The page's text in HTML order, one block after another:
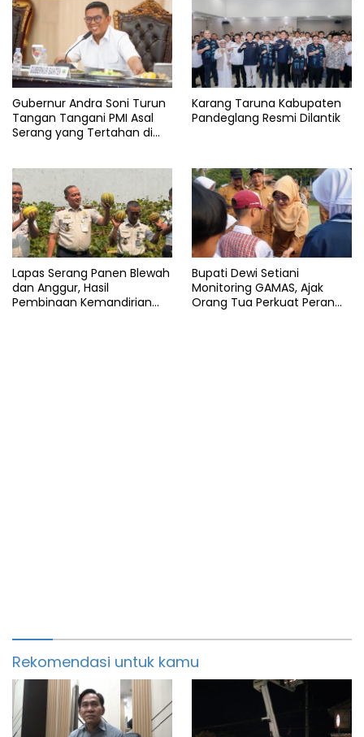
Transformasi
Digital
Gubernur Andra Soni Turun
Tangan Tangani PMI Asal
Serang yang Tertahan di
Karang Taruna Kabupaten
Pandeglang Resmi Dilantik
Lapas Serang Panen Blewah
dan Anggur, Hasil
Pembinaan Kemandirian
Bupati Dewi Setiani
Monitoring GAMAS, Ajak
Orang Tua Perkuat Peran
Rekomendasi untuk kamu